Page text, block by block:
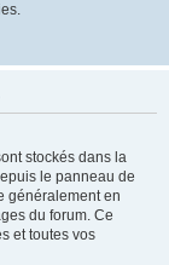
stockés dans la
le panneau de
généralement en
du forum. Ce
et toutes vos